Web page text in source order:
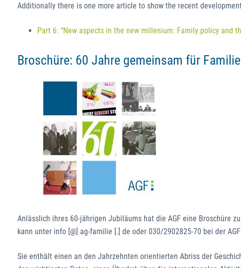
Additionally there is one more article to show the recent
Part 6: “New aspects in the new millenium: Family policy and
Broschüre: 60 Jahre gemeinsam für
Anlässlich ihres 60-jährigen Jubiläums hat die AGF eine Broschüre
kann unter info [@] ag-familie [.] de oder 030/2902825-70 bei der
Sie enthält einen an den Jahrzehnten orientierten Abriss der